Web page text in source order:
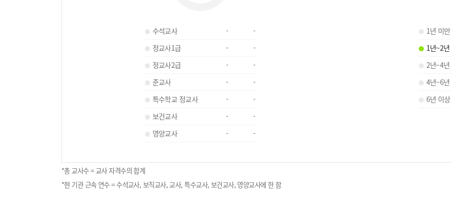
수석교사 -
-
정교사1급
-
-
정교사2급
-
-
준교사
-
-
특수학교 정교사
-
-
보건교사
-
-
영양교사
- -
1년 미만
1년~2
2년~4
4년~6
6년 이상
*총 교사수 = 교사 자격수의 합계
*현 기관 근속 연수 = 수석교사, 보직교사, 교사, 특수교사, 보건교사, 영양교사에 한 함